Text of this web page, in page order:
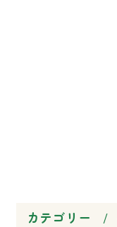
カテゴリー